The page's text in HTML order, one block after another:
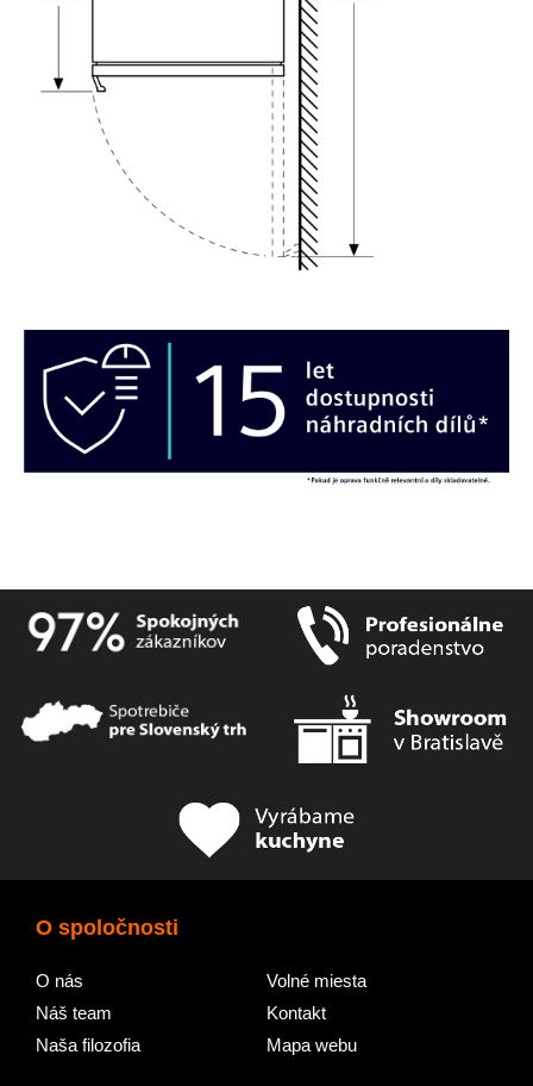
O spoločnosti
O nás
Náš team
Naša filozofia
Volné miesta
Kontakt
Mapa webu